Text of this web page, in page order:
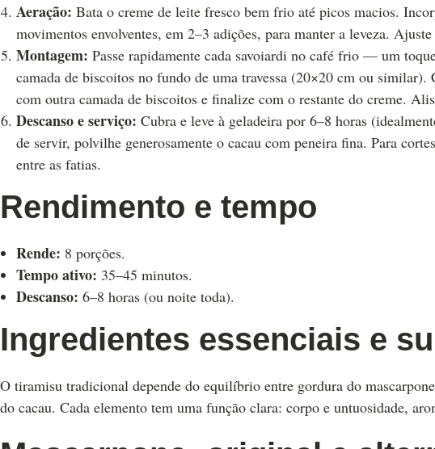
Aeração: Bata o creme de leite fresco bem frio até picos macios.
movimentos envolventes, em 2–3 adições, para manter a leveza.
Montagem: Passe rapidamente cada savoiardi no café frio — um
camada de biscoitos no fundo de uma travessa (20×20 cm ou similar).
com outra camada de biscoitos e finalize com o restante do creme.
Descanso e serviço: Cubra e leve à geladeira por 6–8 horas
de servir, polvilhe generosamente o cacau com peneira fina. Para
entre as fatias.
Rendimento e tempo
Rende: 8 porções.
Tempo ativo: 35–45 minutos.
Descanso: 6–8 horas (ou noite toda).
Ingredientes essenciais e
O tiramisu tradicional depende do equilíbrio entre gordura do
do cacau. Cada elemento tem uma função clara: corpo e untuosidade,